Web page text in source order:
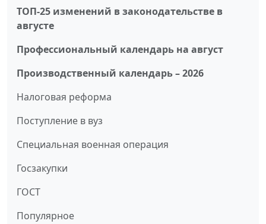
ТОП-25 изменений в законодательстве в
августе
Профессиональный календарь на август
Производственный календарь – 2026
Налоговая реформа
Поступление в вуз
Специальная военная операция
Госзакупки
ГОСТ
Популярное